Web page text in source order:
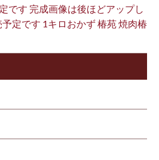
です 完成画像は後ほどアップし
定です 1キロおかず 椿苑 焼肉椿